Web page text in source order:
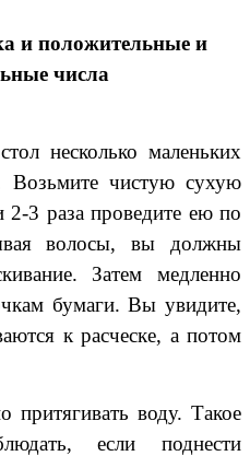
и положительные и
числа
маленьких
Возьмите чистую сухую
2-3 раза проведите ею по
волосы, вы должны
Затем медленно
бумаги. Вы увидите,
к расческе, а потом
воду. Такое
если поднести